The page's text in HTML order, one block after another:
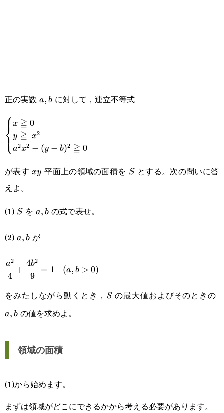
正の実数 a,b
a, bに対して，連立不等式
\begin{cases}x\geqq0\\y\geqq x^2\\a^2x^2-
(y-b)^2\geqq0\end{cases}
⎩
⎨⎧x ≧ 0
y ≧ x2
a2x2 − (y − b)2 ≧ 0
が表すxy
xy 平面上の領域の面積を S
Sとする。次の問いに答
えよ。
(1) S
S を a,b
a, bの式で表せ。
(2) a,b
a, bが
\cfrac{a^2}
{4}+\cfrac{4b^2}
{9}=1
4
a2
+
9
4b2
= 1
(a,b>0)
(a, b > 0)
をみたしながら動くとき， S
Sの最大値およびそのときの
a, bの値を求めよ。
領域の面積
(1)から始めます。
まずは領域がどこにできるかから考える必要があります。